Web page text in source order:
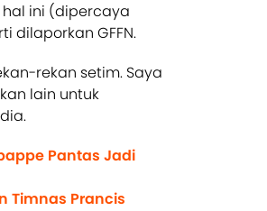
ini (dipercaya
dilaporkan GFFN.
rekan setim. Saya
lain untuk
Pantas Jadi
Timnas Prancis